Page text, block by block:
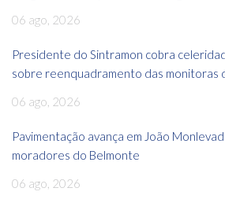
06 ago, 2026
Presidente do Sintramon cobra
sobre reenquadramento das monitoras
06 ago, 2026
Pavimentação avança em João
moradores do Belmonte
06 ago, 2026